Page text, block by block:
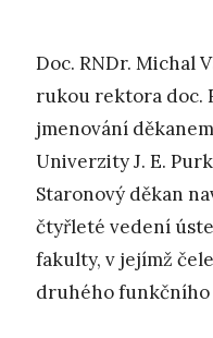
Doc. RNDr. Michal
rukou rektora doc.
jmenování
Univerzity J. E.
Staronový děkan
čtyřleté vedení
fakulty, v jejímž
druhého funkčního